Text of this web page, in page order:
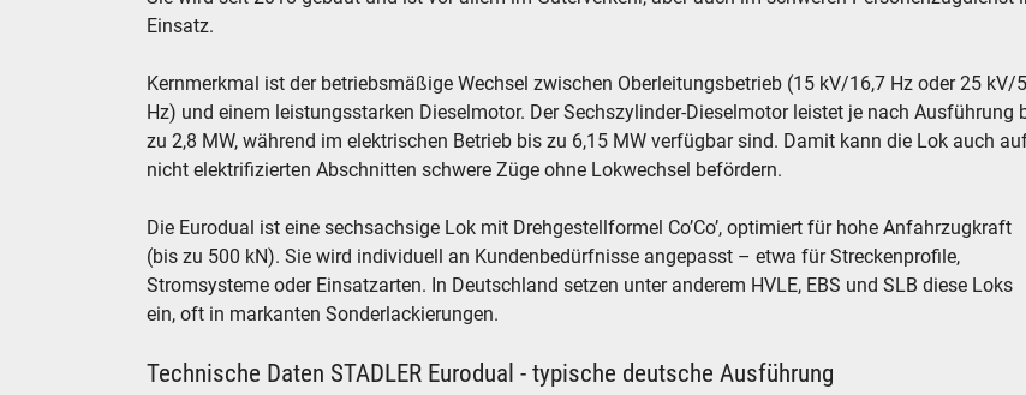
Einsatz.
Kernmerkmal ist der betriebsmäßige Wechsel zwischen Oberleitungsbetrieb (15 kV/16,7 Hz oder 25 kV/
Hz) und einem leistungsstarken Dieselmotor. Der Sechszylinder-Dieselmotor leistet je nach Ausführung
zu 2,8 MW, während im elektrischen Betrieb bis zu 6,15 MW verfügbar sind. Damit kann die Lok auch
nicht elektrifizierten Abschnitten schwere Züge ohne Lokwechsel befördern.
Die Eurodual ist eine sechsachsige Lok mit Drehgestellformel Co’Co’, optimiert für hohe Anfahrzugkraft
(bis zu 500 kN). Sie wird individuell an Kundenbedürfnisse angepasst – etwa für Streckenprofile,
Stromsysteme oder Einsatzarten. In Deutschland setzen unter anderem HVLE, EBS und SLB diese Loks
ein, oft in markanten Sonderlackierungen.
Technische Daten STADLER Eurodual - typische deutsche Ausführung